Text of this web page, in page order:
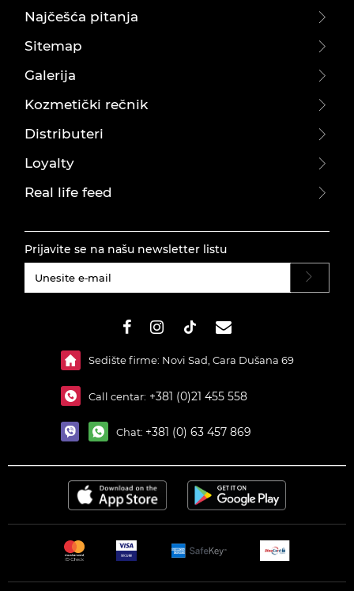
Najčešća pitanja
Sitemap
Galerija
Kozmetički rečnik
Distributeri
Loyalty
Real life feed
Prijavite se na našu newsletter listu
Sedište firme: Novi Sad, Cara Dušana 69
Call centar: +381 (0)21 455 558
Chat: +381 (0) 63 457 869